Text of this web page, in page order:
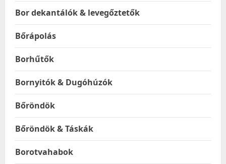
Bor dekantálók & levegőztetők
Bőrápolás
Borhűtők
Bornyitók & Dugóhúzók
Bőröndök
Bőröndök & Táskák
Borotvahabok